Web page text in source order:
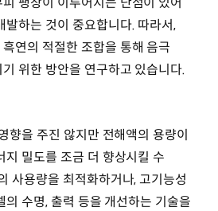
발하는 것이 중요합니다. 따라서,
연의 적절한 조합을 통해 음극
위한 방안을 연구하고 있습니다.
향을 주진 않지만 전해액의 용량이
밀도를 조금 더 향상시킬 수
사용량을 최적화하거나, 고기능성
의 수명, 출력 등을 개선하는 기술을